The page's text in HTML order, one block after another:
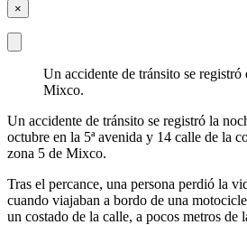
×
Un accidente de tránsito se registró
Mixco.
Un accidente de tránsito se registró la
octubre en la 5ª avenida y 14 calle de la
zona 5 de Mixco.
Tras el percance, una persona perdió la
cuando viajaban a bordo de una
un costado de la calle, a pocos metros de